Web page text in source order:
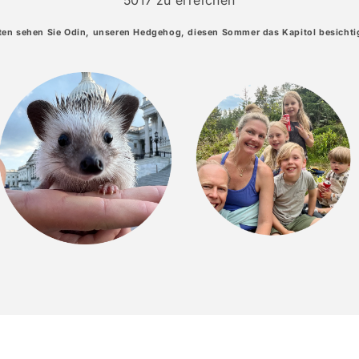
sehen Sie Odin, unseren Hedgehog, diesen Sommer das Kapitol